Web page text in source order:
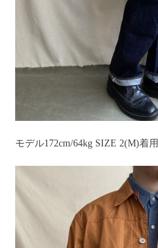
モデル172cm/64kg SIZE 2(M)着用